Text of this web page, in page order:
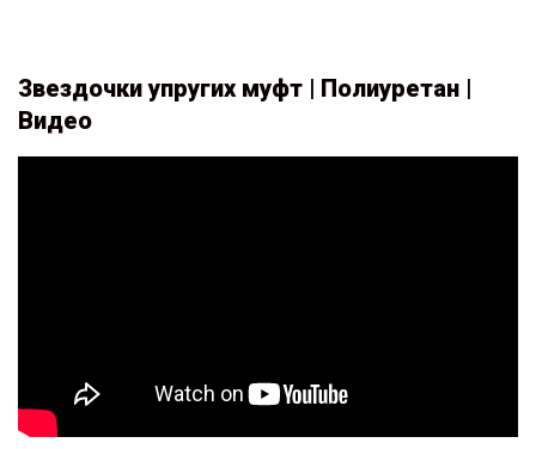
Звездочки упругих муфт | Полиуретан |
Видео